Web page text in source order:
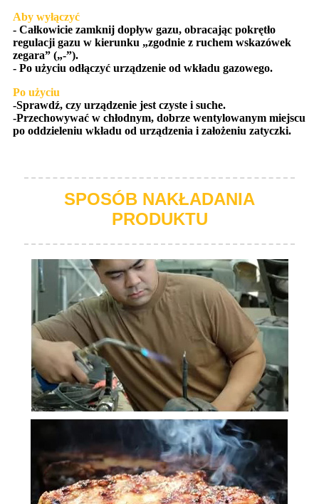
Aby wyłączyć
- Całkowicie zamknij dopływ gazu, obracając pokrętło
regulacji gazu w kierunku „zgodnie z ruchem wskazówek
zegara” („-”).
- Po użyciu odłączyć urządzenie od wkładu gazowego.
Po użyciu
-Sprawdź, czy urządzenie jest czyste i suche.
-Przechowywać w chłodnym, dobrze wentylowanym miejscu
po oddzieleniu wkładu od urządzenia i założeniu zatyczki.
SPOSÓB NAKŁADANIA
PRODUKTU